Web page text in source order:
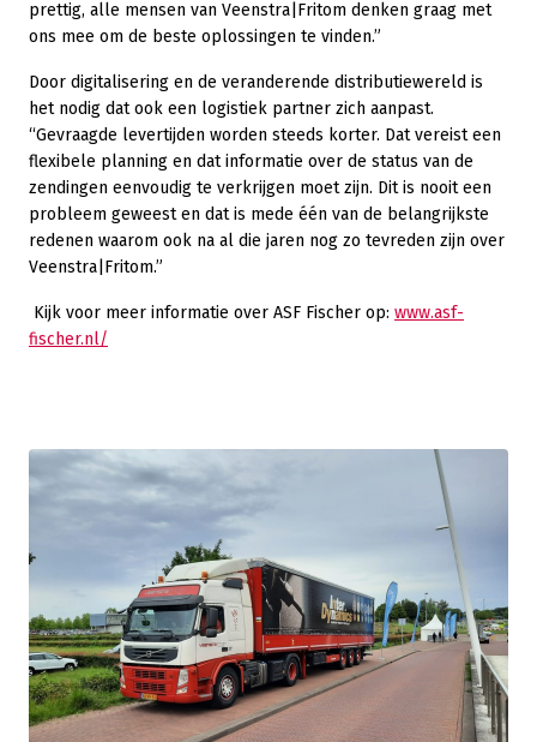
prettig, alle mensen van Veenstra|Fritom denken graag met
ons mee om de beste oplossingen te vinden.”
Door digitalisering en de veranderende distributiewereld is
het nodig dat ook een logistiek partner zich aanpast.
“Gevraagde levertijden worden steeds korter. Dat vereist een
flexibele planning en dat informatie over de status van de
zendingen eenvoudig te verkrijgen moet zijn. Dit is nooit een
probleem geweest en dat is mede één van de belangrijkste
redenen waarom ook na al die jaren nog zo tevreden zijn over
Veenstra|Fritom.”
Kijk voor meer informatie over ASF Fischer op: www.asf-
fischer.nl/